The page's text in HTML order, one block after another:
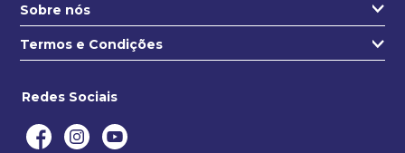
+55 31 3271-4631
contato@estojo.com.br
Sobre nós
Quem somos
Termos e Condições
Politica de entregas
Redes Sociais